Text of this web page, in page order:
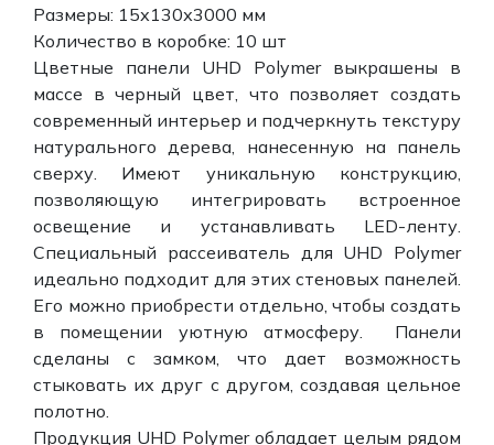
Размеры: 15х130х3000 мм
Количество в коробке: 10 шт
Цветные панели UHD Polymer выкрашены в
массе в черный цвет, что позволяет создать
современный интерьер и подчеркнуть текстуру
натурального дерева, нанесенную на панель
сверху. Имеют уникальную конструкцию,
позволяющую интегрировать встроенное
освещение и устанавливать LЕD-ленту.
Специальный рассеиватель для UHD Polymer
идеально подходит для этих стеновых панелей.
Его можно приобрести отдельно, чтобы создать
в помещении уютную атмосферу. Панели
сделаны с замком, что дает возможность
стыковать их друг с другом, создавая цельное
полотно.
Продукция UHD Polymer обладает целым рядом